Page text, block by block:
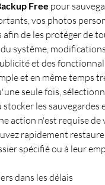
Free pour
vos photos
de les protéger de
système,
et des
et en même temps
seule fois,
les sauvegardes
action n'est requise de
rapidement
spécifié ou à leur
dans les délais